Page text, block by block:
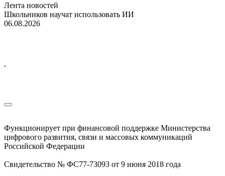
Лента новостей
Школьников научат использовать ИИ
06.08.2026
Функционирует при финансовой поддержке Министерства
цифрового развития, связи и массовых коммуникаций
Российской Федерации
Свидетельство № ФС77-73093 от 9 июня 2018 года